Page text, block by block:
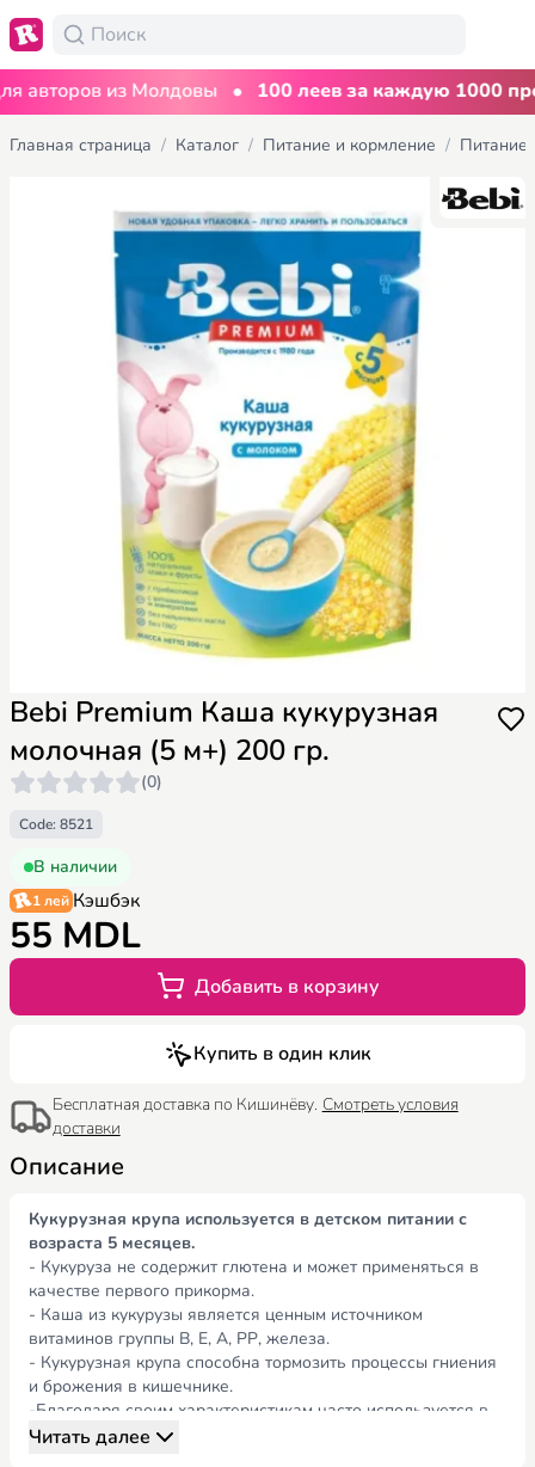
из Молдовы • 100 леев за каждую 1000
Главная страница / Каталог / Питание и кормление / Питание
Bebi Premium Каша кукурузная
молочная (5 м+) 200 гр.
(0)
Code: 8521
В наличии
1 лей Кэшбэк
55 MDL
Добавить в корзину
Купить в один клик
Бесплатная доставка по Кишинёву. Смотреть условия
доставки
Описание
Кукурузная крупа используется в детском питании с
возраста 5 месяцев.
- Кукуруза не содержит глютена и может применяться в
качестве первого прикорма.
- Каша из кукурузы является ценным источником
витаминов группы В, Е, А, РР, железа.
- Кукурузная крупа способна тормозить процессы гниения
и брожения в кишечнике.
-Благодаря своим характеристикам часто используется в
диетическом питании.
Читать далее